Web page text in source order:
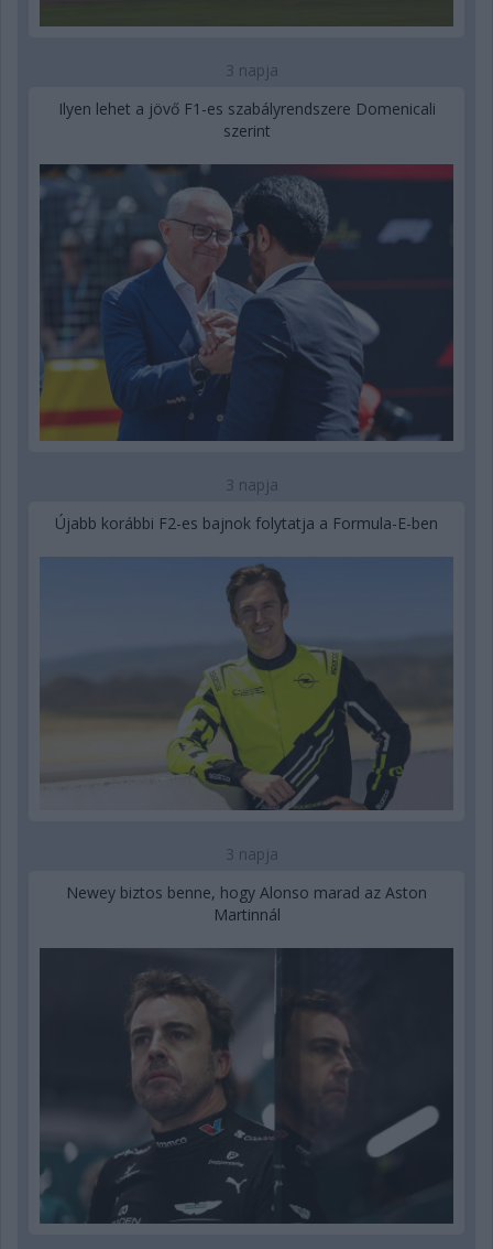
3 napja
Ilyen lehet a jövő F1-es szabályrendszere Domenicali
szerint
3 napja
Újabb korábbi F2-es bajnok folytatja a Formula-E-ben
3 napja
Newey biztos benne, hogy Alonso marad az Aston
Martinnál